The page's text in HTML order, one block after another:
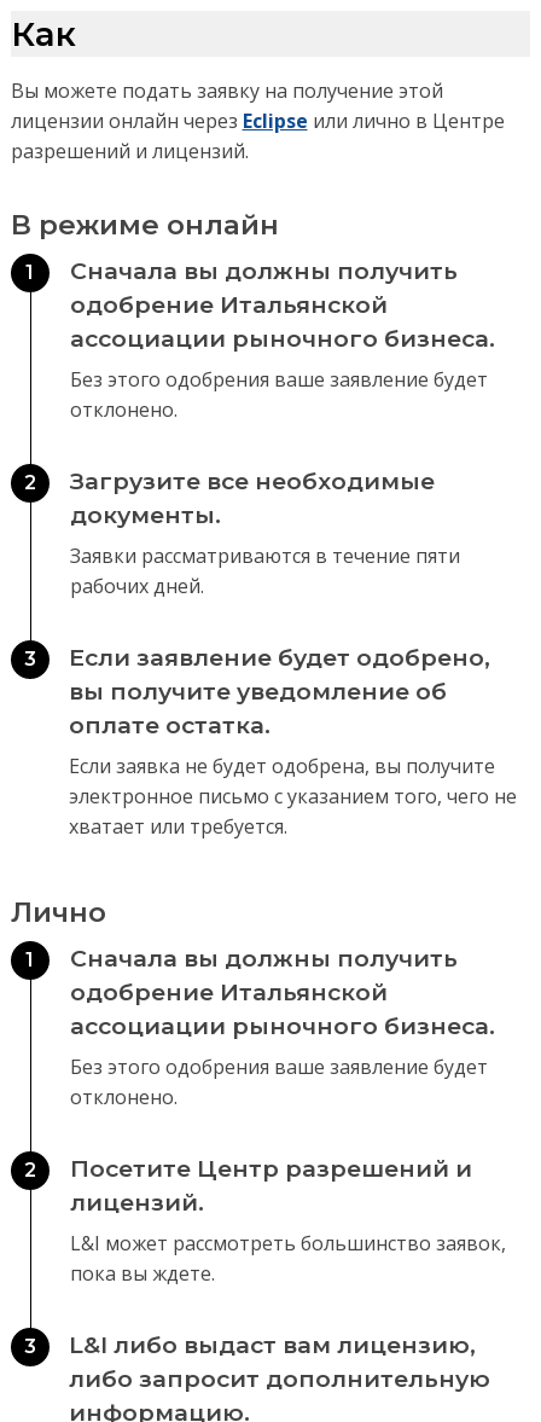
Как
Вы можете подать заявку на получение этой
лицензии онлайн через Eclipse или лично в Центре
разрешений и лицензий.
В режиме онлайн
1
Сначала вы должны получить
одобрение Итальянской
ассоциации рыночного бизнеса.
Без этого одобрения ваше заявление будет
отклонено.
2
Загрузите все необходимые
документы.
Заявки рассматриваются в течение пяти
рабочих дней.
3
Если заявление будет одобрено,
вы получите уведомление об
оплате остатка.
Если заявка не будет одобрена, вы получите
электронное письмо с указанием того, чего не
хватает или требуется.
Лично
1
Сначала вы должны получить
одобрение Итальянской
ассоциации рыночного бизнеса.
Без этого одобрения ваше заявление будет
отклонено.
2
Посетите Центр разрешений и
лицензий.
L&I может рассмотреть большинство заявок,
пока вы ждете.
3
L&I либо выдаст вам лицензию,
либо запросит дополнительную
информацию.